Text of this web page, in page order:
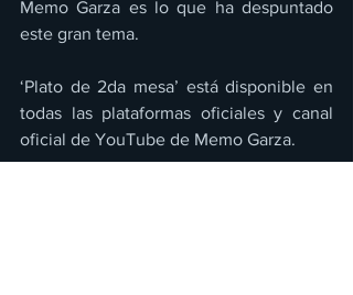
Memo Garza es lo que ha despuntado
este gran tema.
‘Plato de 2da mesa’ está disponible en
todas las plataformas oficiales y canal
oficial de YouTube de Memo Garza.